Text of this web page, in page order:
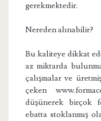
gerekmektedir.
Nereden alınabilir?
Bu kaliteye dikkat
az miktarda
çalışmalar ve
çeken
düşünerek birçok
ebatta stoklanmış